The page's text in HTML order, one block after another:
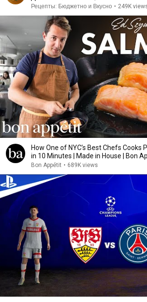
ЦЕЛИКОМ
Рецепты: Бюджетно и Вкусно • 249K
How One of NYC’s Best Chefs Cooks
in 10 Minutes | Made in House | Bon
Bon Appétit • 689K views